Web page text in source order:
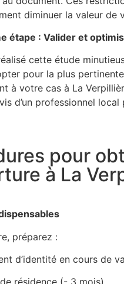
diminuer la valeur de
étape : Valider et
cette étude
pour la plus
à votre cas à La
d’un professionnel
pour
à La
préparez :
d’identité en cours de